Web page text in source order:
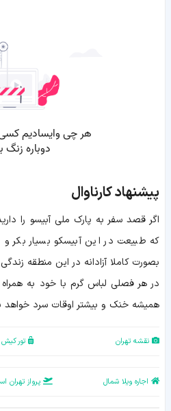
پیشنهاد کارناوال
اگر قصد سفر به پارک ملی آبیسو را
که طبیعت در این آبیسکو بسیار
بصورت کاملا آزادانه در این منطقه
در هر فصلی لباس گرم با خود به
همیشه خنک و بیشتر اوقات سرد خواهد
نقشه تهران تور کیش
اجاره ویلا شمال پرواز تهران